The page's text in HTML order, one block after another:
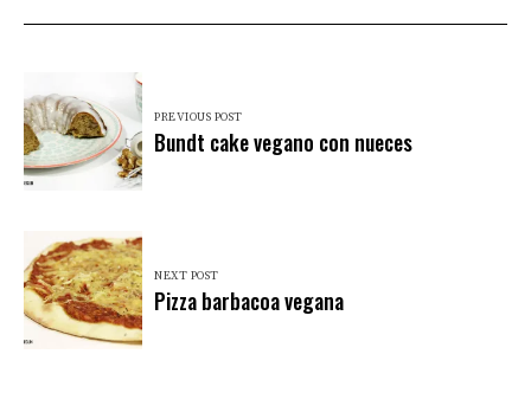
PREVIOUS POST
Bundt cake vegano con nueces
NEXT POST
Pizza barbacoa vegana